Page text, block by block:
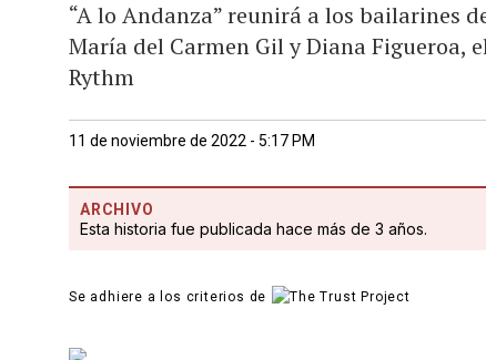
“A lo Andanza” reunirá a los bailarines
María del Carmen Gil y Diana Figueroa,
Rythm
11 de noviembre de 2022 - 5:17 PM
ARCHIVO
Esta historia fue publicada hace más de 3 años.
Se adhiere a los criterios de